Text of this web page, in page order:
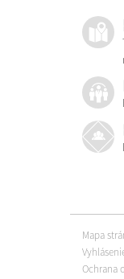
Mapa
Ochrana